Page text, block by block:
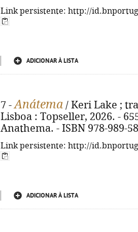
Link persistente: http://
ADICIONAR À LISTA
7 -Anátema / Keri Lake ;
Lisboa : Topseller, 2026. -
Anathema. - ISBN 978-989-
Link persistente: http://
ADICIONAR À LISTA